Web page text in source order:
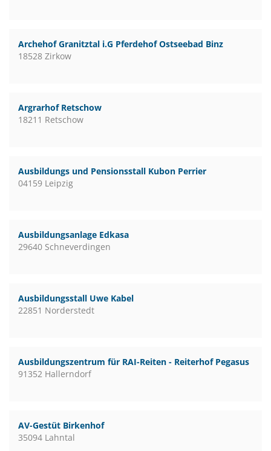
Archehof Granitztal i.G Pferdehof Ostseebad Binz
18528 Zirkow
Argrarhof Retschow
18211 Retschow
Ausbildungs und Pensionsstall Kubon Perrier
04159 Leipzig
Ausbildungsanlage Edkasa
29640 Schneverdingen
Ausbildungsstall Uwe Kabel
22851 Norderstedt
Ausbildungszentrum für RAI-Reiten - Reiterhof Pegasus
91352 Hallerndorf
AV-Gestüt Birkenhof
35094 Lahntal